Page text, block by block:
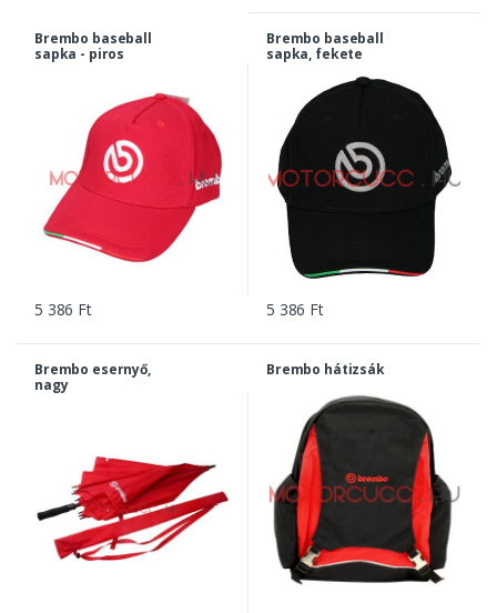
Brembo baseball
sapka - piros
5 386 Ft
Brembo baseball
sapka, fekete
5 386 Ft
Brembo esernyő,
nagy
Brembo hátizsák